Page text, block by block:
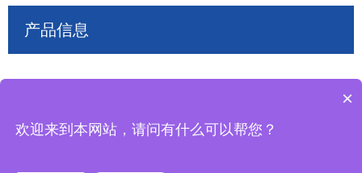
产品信息
×
欢迎来到本网站，请问有什么可以帮您？